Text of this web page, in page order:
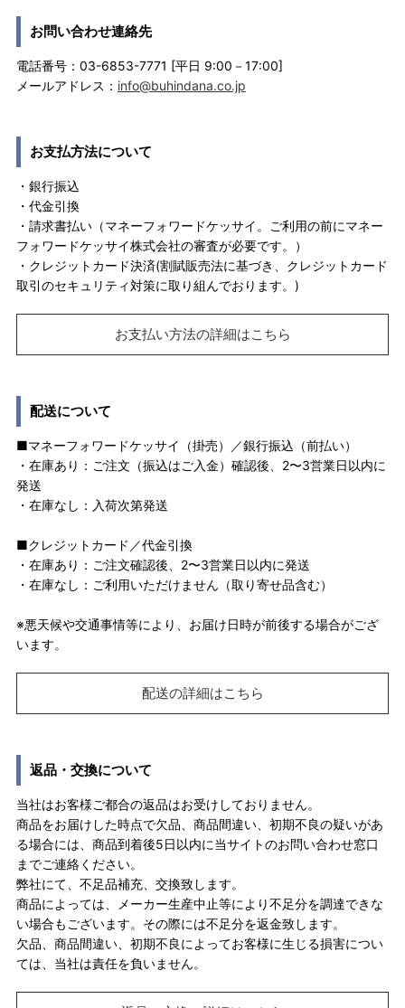
お問い合わせ連絡先
電話番号：03-6853-7771 [平日 9:00－17:00]
メールアドレス： info@buhindana.co.jp
お支払方法について
・銀行振込
・代金引換
・請求書払い（マネーフォワードケッサイ。ご利用の前にマネー
フォワードケッサイ株式会社の審査が必要です。）
・クレジットカード決済(割賦販売法に基づき、クレジットカード
取引のセキュリティ対策に取り組んでおります。)
お支払い方法の詳細はこちら
配送について
■マネーフォワードケッサイ（掛売）／銀行振込（前払い）
・在庫あり：ご注文（振込はご入金）確認後、2〜3営業日以内に
発送
・在庫なし：入荷次第発送
■クレジットカード／代金引換
・在庫あり：ご注文確認後、2〜3営業日以内に発送
・在庫なし：ご利用いただけません（取り寄せ品含む）
※悪天候や交通事情等により、お届け日時が前後する場合がござ
います。
配送の詳細はこちら
返品・交換について
当社はお客様ご都合の返品はお受けしておりません。
商品をお届けした時点で欠品、商品間違い、初期不良の疑いがあ
る場合には、商品到着後5日以内に当サイトのお問い合わせ窓口
までご連絡ください。
弊社にて、不足品補充、交換致します。
商品によっては、メーカー生産中止等により不足分を調達できな
い場合もございます。その際には不足分を返金致します。
欠品、商品間違い、初期不良によってお客様に生じる損害につい
ては、当社は責任を負いません。